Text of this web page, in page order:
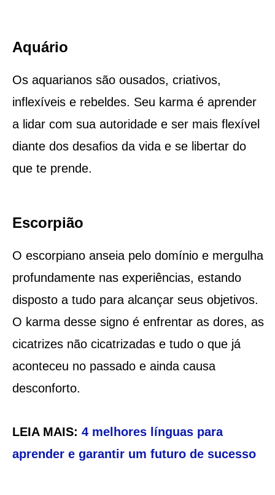
Aquário
Os aquarianos são ousados, criativos,
inflexíveis e rebeldes. Seu karma é aprender
a lidar com sua autoridade e ser mais flexível
diante dos desafios da vida e se libertar do
que te prende.
Escorpião
O escorpiano anseia pelo domínio e mergulha
profundamente nas experiências, estando
disposto a tudo para alcançar seus objetivos.
O karma desse signo é enfrentar as dores, as
cicatrizes não cicatrizadas e tudo o que já
aconteceu no passado e ainda causa
desconforto.
LEIA MAIS: 4 melhores línguas para
aprender e garantir um futuro de sucesso